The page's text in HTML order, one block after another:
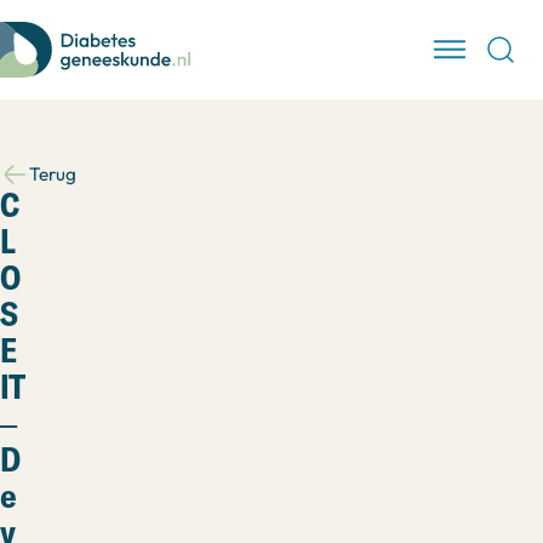
Terug
C
L
O
S
E
IT
–
D
e
v